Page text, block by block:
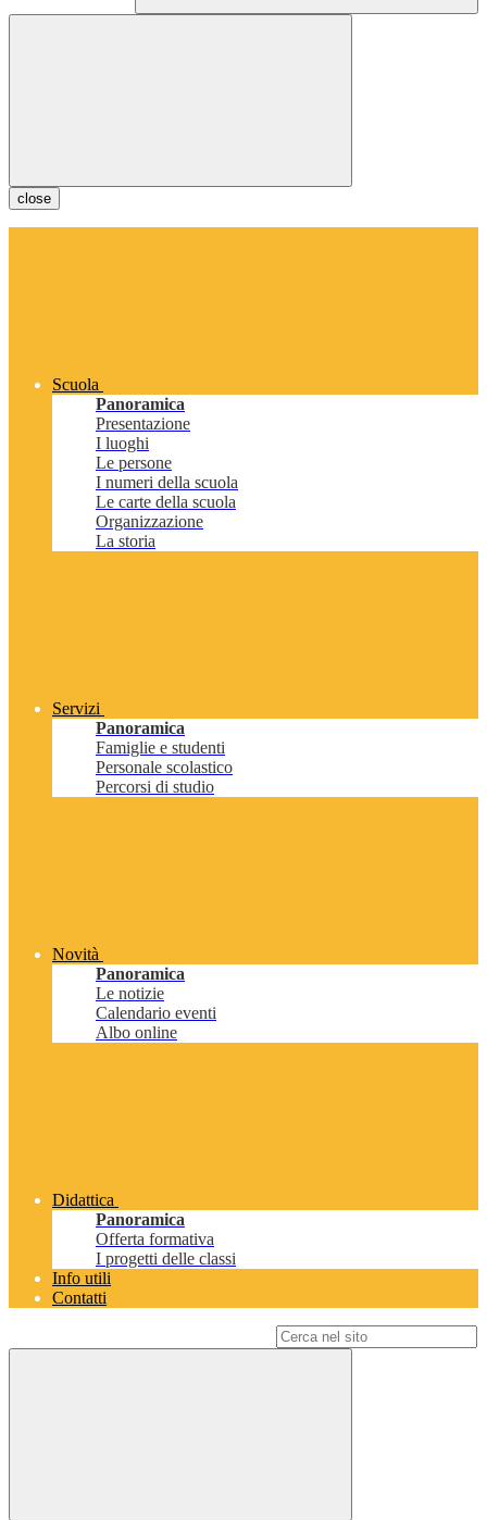
close
Scuola
Panoramica
Presentazione
I luoghi
Le persone
I numeri della scuola
Le carte della scuola
Organizzazione
La storia
Servizi
Panoramica
Famiglie e studenti
Personale scolastico
Percorsi di studio
Novità
Panoramica
Le notizie
Calendario eventi
Albo online
Didattica
Panoramica
Offerta formativa
I progetti delle classi
Info utili
Contatti